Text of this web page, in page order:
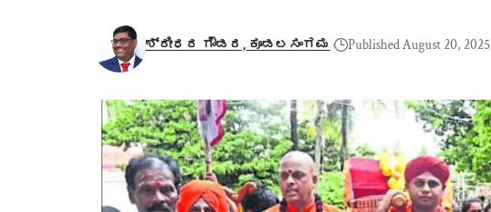
ಶ್ರೀಧರ ಗೌಡರ, ಕೂಡಲಸಂಗಮ Published August 20, 2025